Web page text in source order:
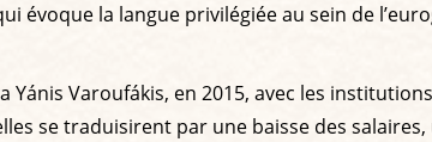
évoque la langue privilégiée au sein de
Varoufákis, en 2015, avec les
se traduisirent par une baisse des